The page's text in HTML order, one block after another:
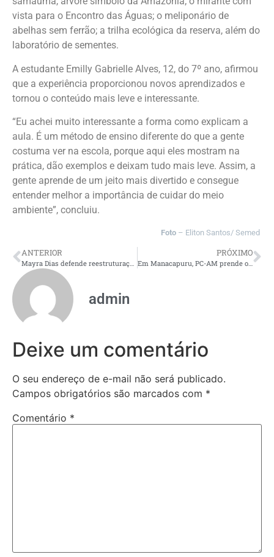
vista para o Encontro das Águas; o meliponário de
abelhas sem ferrão; a trilha ecológica da reserva, além do
laboratório de sementes.
A estudante Emilly Gabrielle Alves, 12, do 7º ano, afirmou
que a experiência proporcionou novos aprendizados e
tornou o conteúdo mais leve e interessante.
“Eu achei muito interessante a forma como explicam a
aula. É um método de ensino diferente do que a gente
costuma ver na escola, porque aqui eles mostram na
prática, dão exemplos e deixam tudo mais leve. Assim, a
gente aprende de um jeito mais divertido e consegue
entender melhor a importância de cuidar do meio
ambiente”, concluiu.
Foto – Eliton Santos/ Semed
ANTERIOR PRÓXIMO
Em Manacapuru, PC-AM prende obreiro de igreja por aliciamento e estupro de vulnerável contra criança
admin
Deixe um comentário
O seu endereço de e-mail não será publicado.
Campos obrigatórios são marcados com *
Comentário *